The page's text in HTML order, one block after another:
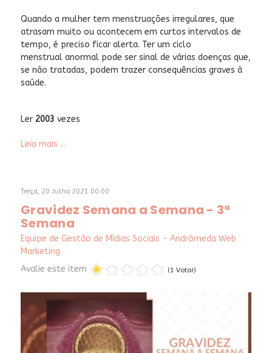
Quando a mulher tem menstruações irregulares, que
atrasam muito ou acontecem em curtos intervalos de
tempo, é preciso ficar alerta. Ter um ciclo
menstrual anormal pode ser sinal de várias doenças que,
se não tratadas, podem trazer consequências graves à
saúde.
Ler 2003 vezes
Leia mais ...
Terça, 20 Julho 2021 00:00
Gravidez Semana a Semana - 3ª
Semana
Equipe de Gestão de Mídias Sociais - Andrômeda Web
Marketing
Avalie este item
(1 Votar)